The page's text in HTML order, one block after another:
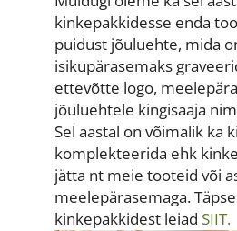
kinkepakkidesse enda
puidust jõuluehte, mida
isikupärasemaks
ettevõtte logo,
jõuluehtele kingisaaja
Sel aastal on võimalik ka
komplekteerida ehk
jätta nt meie tooteid või
meelepärasemaga.
kinkepakkidest leiad SIIT.